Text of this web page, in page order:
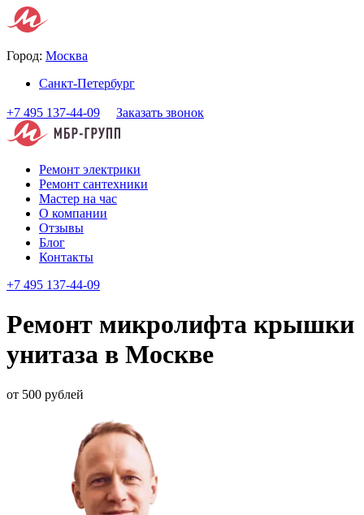
Город: Москва
Санкт-Петербург
+7 495 137-44-09 Заказать звонок
Ремонт электрики
Ремонт сантехники
Мастер на час
О компании
Отзывы
Блог
Контакты
+7 495 137-44-09
Ремонт микролифта крышки
унитаза в Москве
от 500 рублей